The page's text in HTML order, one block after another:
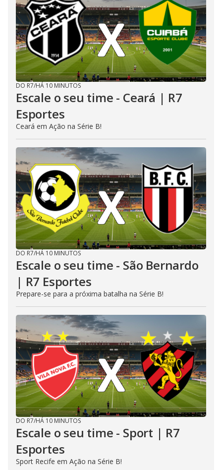
DO R7/HÁ 10 MINUTOS
Escale o seu time - Ceará | R7
Esportes
Ceará em Ação na Série B!
DO R7/HÁ 10 MINUTOS
Escale o seu time - São Bernardo
| R7 Esportes
Prepare-se para a próxima batalha na Série B!
DO R7/HÁ 10 MINUTOS
Escale o seu time - Sport | R7
Esportes
Sport Recife em Ação na Série B!